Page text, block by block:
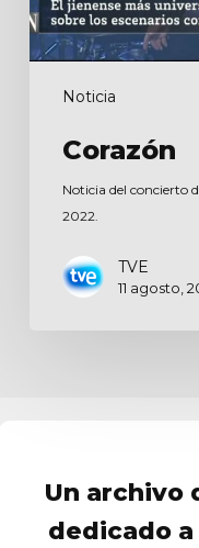
Noticia
Corazón
Noticia del concierto
2022.
TVE
11 agosto,
Un archivo
dedicado a